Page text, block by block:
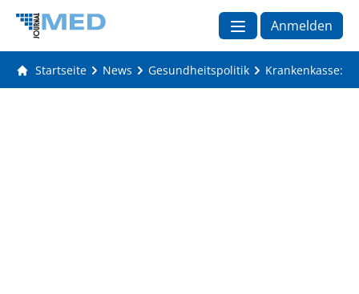
Anmelden
Startseite News Gesundheitspolitik Krankenkasse: